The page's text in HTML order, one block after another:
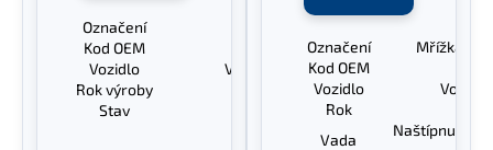
Označení
Kod OEM
6R6807421
Vozidlo
Volkswagen Polo
Rok výroby
2009-2014
Stav
Označení
Mřížka
Kod OEM
Vozidlo
Rok
Vada
Naštípnutý